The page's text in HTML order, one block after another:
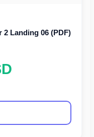
2 Landing 06 (PDF)